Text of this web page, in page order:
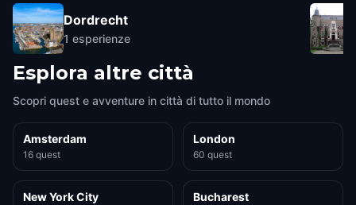
Dordrecht
1 esperienze
Esplora altre città
Scopri quest e avventure in città di tutto il mondo
Amsterdam
16 quest
London
60 quest
New York City Bucharest